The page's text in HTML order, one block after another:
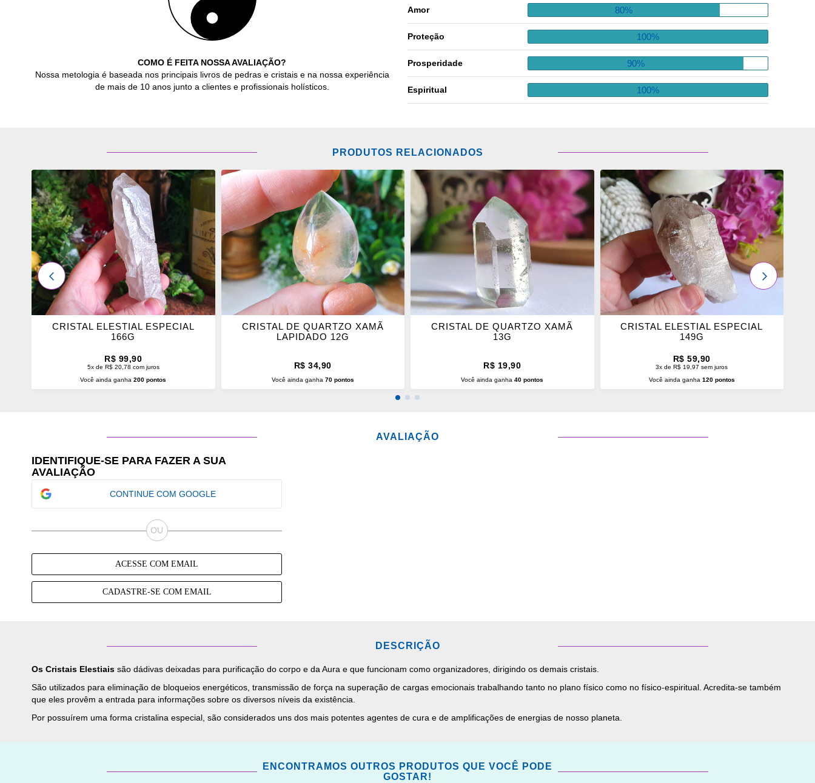
COMO É FEITA NOSSA AVALIAÇÃO?
Nossa metologia é baseada nos principais livros de pedras e cristais e na nossa experiência
de mais de 10 anos junto a clientes e profissionais holísticos.
Amor 80%
Proteção 100%
Prosperidade 90%
Espiritual 100%
PRODUTOS RELACIONADOS
ADICIONAR
OS
FAVORITOS
CRISTAL ELESTIAL ESPECIAL
166G
R$ 99,90
5x de R$ 20,78 com juros
Você ainda ganha200 pontos
ADICIONAR
FAVORITOS
CRISTAL DE QUARTZO XAMÃ
LAPIDADO 12G
R$ 34,90
Você ainda ganha 70 pontos
ADICIONAR
OS
FAVORITOS
CRISTAL DE QUARTZO XAMÃ
13G
R$ 19,90
Você ainda ganha40 pontos
ADICIONAR
OS
FAVORITOS
CRISTAL ELESTIAL ESPECIAL
149G
R$ 59,90
3x de R$ 19,97 sem juros
Você ainda ganha 120 pontos
PRÓXIMO
ANTERIOR
AVALIAÇÃO
IDENTIFIQUE-SE PARA FAZER A SUA
AVALIAÇÃO
CONTINUE COM GOOGLE
ACESSE COM EMAIL
CADASTRE-SE COM EMAIL
DESCRIÇÃO
Os Cristais Elestiais são dádivas deixadas para purificação do corpo e da Aura e que funcionam como organizadores, dirigindo os demais cristais.
São utilizados para eliminação de bloqueios energéticos, transmissão de força na superação de cargas emocionais trabalhando tanto no plano físico como no físico-espiritual. Acredita-se também
que eles provêm a entrada para informações sobre os diversos níveis da existência.
Por possuírem uma forma cristalina especial, são considerados uns dos mais potentes agentes de cura e de amplificações de energias de nosso planeta.
ENCONTRAMOS OUTROS PRODUTOS QUE VOCÊ PODE
GOSTAR!